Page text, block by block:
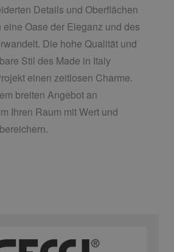
Details und Oberflächen
Oase der Eleganz und des
Die hohe Qualität und
Stil des Made in Italy
einen zeitlosen Charme.
breiten Angebot an
Ihren Raum mit Wert und